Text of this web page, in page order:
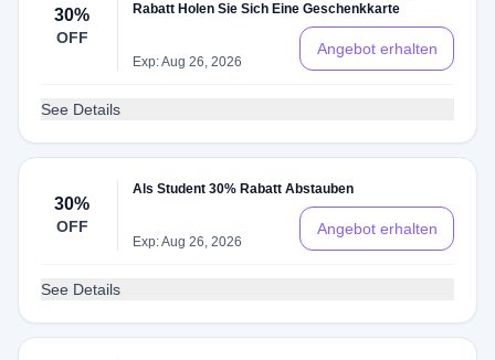
30%
OFF
Rabatt Holen Sie Sich Eine Geschenkkarte
Exp: Aug 26, 2026
Angebot erhalten
See Details
30%
OFF
Als Student 30% Rabatt Abstauben
Exp: Aug 26, 2026
Angebot erhalten
See Details